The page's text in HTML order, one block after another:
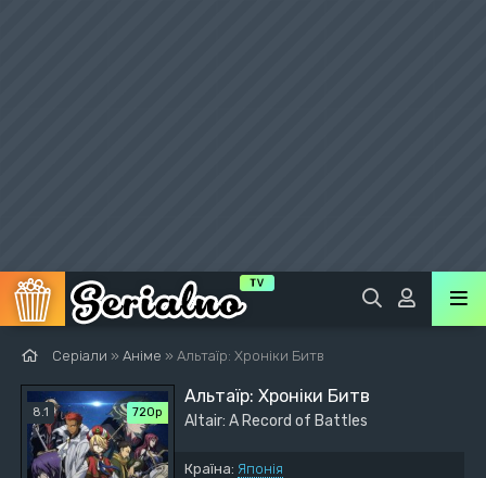
Серіали » Аніме » Альтаїр: Хроніки Битв
8.1 720р
Альтаїр: Хроніки Битв
Altair: A Record of Battles
Країна: Японія